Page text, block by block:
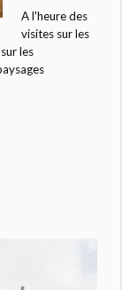
A l'heure des
visites sur les
les